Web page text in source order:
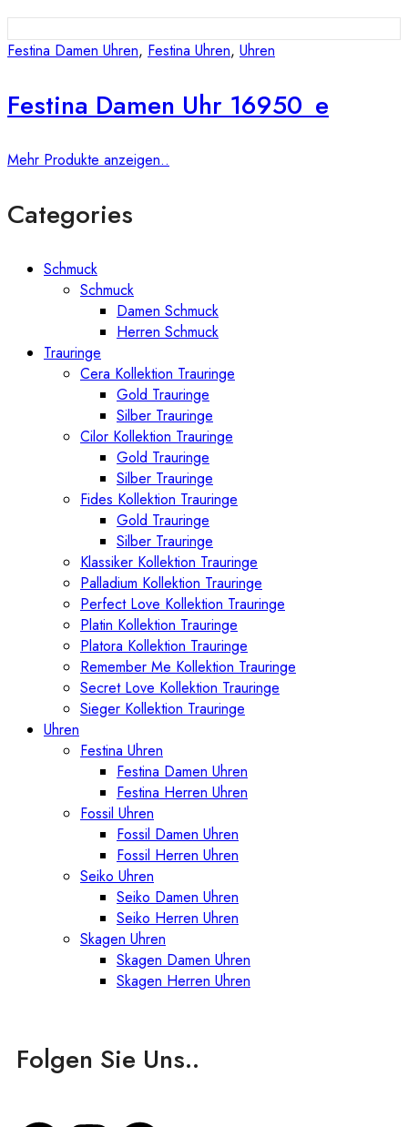
Festina Damen Uhren, Festina Uhren, Uhren
Festina Damen Uhr 16950_e
Mehr Produkte anzeigen..
Categories
Schmuck
Schmuck
Damen Schmuck
Herren Schmuck
Trauringe
Cera Kollektion Trauringe
Gold Trauringe
Silber Trauringe
Cilor Kollektion Trauringe
Gold Trauringe
Silber Trauringe
Fides Kollektion Trauringe
Gold Trauringe
Silber Trauringe
Klassiker Kollektion Trauringe
Palladium Kollektion Trauringe
Perfect Love Kollektion Trauringe
Platin Kollektion Trauringe
Platora Kollektion Trauringe
Remember Me Kollektion Trauringe
Secret Love Kollektion Trauringe
Sieger Kollektion Trauringe
Uhren
Festina Uhren
Festina Damen Uhren
Festina Herren Uhren
Fossil Uhren
Fossil Damen Uhren
Fossil Herren Uhren
Seiko Uhren
Seiko Damen Uhren
Seiko Herren Uhren
Skagen Uhren
Skagen Damen Uhren
Skagen Herren Uhren
Folgen Sie Uns..